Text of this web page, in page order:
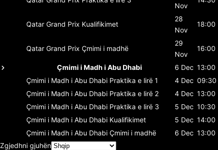
Nov
Qatar Grand Prix Kualifikimet
28
Nov
18:00
Qatar Grand Prix Çmimi i madhë
29
Nov
16:00
Çmimi i Madh i Abu Dhabi 6 Dec 13:00
Çmimi i Madh i Abu Dhabi Praktika e lirë 1 4 Dec 09:30
Çmimi i Madh i Abu Dhabi Praktika e lirë 2 4 Dec 13:00
Çmimi i Madh i Abu Dhabi Praktika e lirë 3 5 Dec 10:30
Çmimi i Madh i Abu Dhabi Kualifikimet 5 Dec 14:00
Çmimi i Madh i Abu Dhabi Çmimi i madhë 6 Dec 13:00
Zgjedhni gjuhën